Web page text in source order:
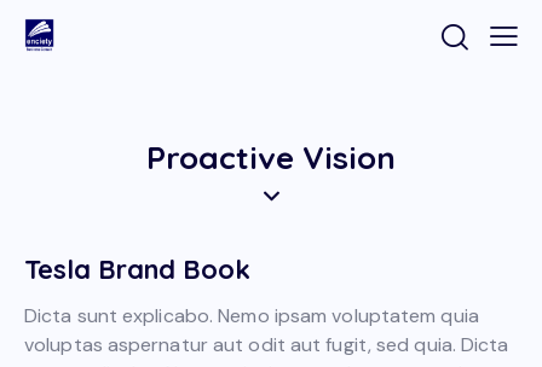
Proactive Vision
Tesla Brand Book
Dicta sunt explicabo. Nemo ipsam voluptatem quia
voluptas aspernatur aut odit aut fugit, sed quia. Dicta